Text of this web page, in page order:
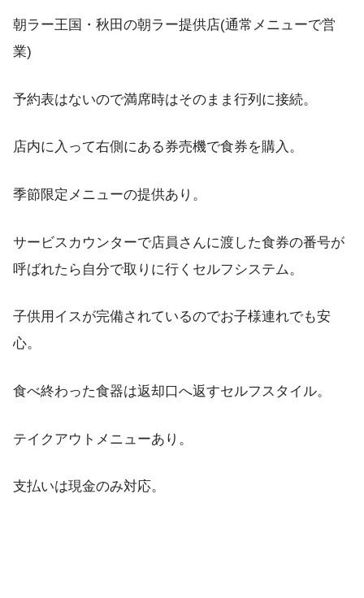
朝ラー王国・秋田の朝ラー提供店(通常メニューで営
業)
予約表はないので満席時はそのまま行列に接続。
店内に入って右側にある券売機で食券を購入。
季節限定メニューの提供あり。
サービスカウンターで店員さんに渡した食券の番号が
呼ばれたら自分で取りに行くセルフシステム。
子供用イスが完備されているのでお子様連れでも安
心。
食べ終わった食器は返却口へ返すセルフスタイル。
テイクアウトメニューあり。
支払いは現金のみ対応。